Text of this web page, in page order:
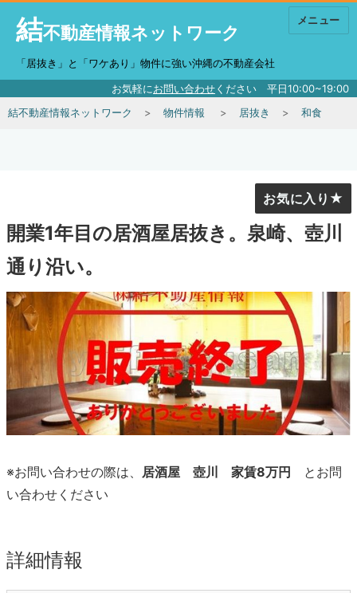
結不動産情報ネットワーク
「居抜き」と「ワケあり」物件に強い沖縄の不動産会社
お気軽にお問い合わせください 平日10:00~19:00
メニュー
結不動産情報ネットワーク 物件情報 居抜き 和食
開業1年目の居酒屋居抜き。泉崎、壺川
通り沿い。
お気に入り
※お問い合わせの際は、 居酒屋 壺川 家賃8万円
とお問
い合わせください
詳細情報